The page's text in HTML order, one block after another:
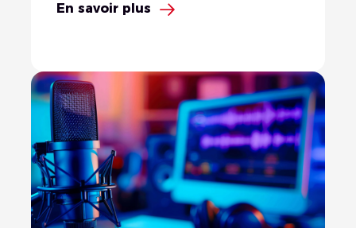
En savoir plus